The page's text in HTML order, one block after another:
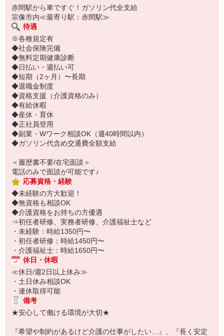
赤間駅から車ですぐ！ガソリン代全支給
宗像市内≪最寄り駅：赤間駅≫
待遇
※各種規定有
◆社会保険完備
◆無料定期健康診断
◆日払い・週払い可
◆短期（2ヶ月）〜長期
◆退職金制度
◆資格支援（介護資格のみ）
◆有給休暇
◆産休・育休
◆正社員登用
◆副業・Wワーク相談OK（週40時間以内）
◆ガソリン代含め交通費全額支給
＜履歴書不要/在宅面談＞
電話のみで面談が可能です♪
応募資格・経験
◆未経験の方大歓迎！
◆無資格も相談OK
◆介護資格をお持ちの方優遇
⇒初任者研修、実務者研修、介護福祉士など
・未経験：時給1350円〜
・初任者研修：時給1450円〜
・介護福祉士：時給1650円〜
休日・休暇
≪休日/週2日以上休み≫
・土日休み相談OK
・連休取得可能
備考
★安心して働ける環境が大切★
『希望や制約があるけど介護の仕事がしたい…』、『長く安定